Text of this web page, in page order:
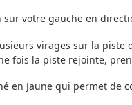
votre gauche en
virages sur la
fois la piste rejointe,
en Jaune qui permet de